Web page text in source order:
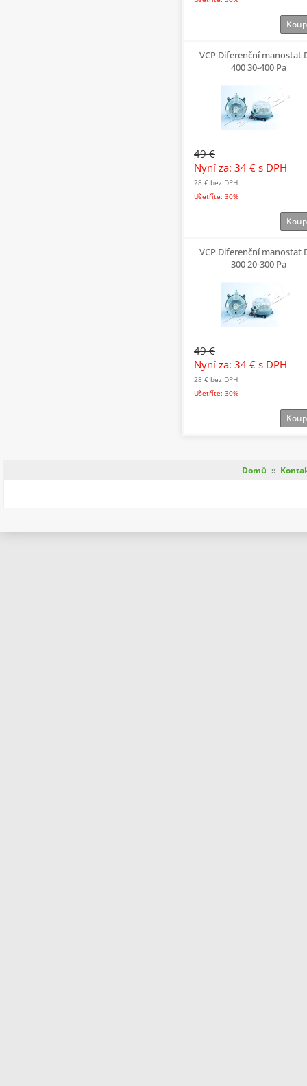
VCP Diferenční manostat
400 30-400 Pa
49 €
Nyní za: 34 € s DPH
28 € bez DPH
Ušetříte: 30%
VCP Diferenční manostat
300 20-300 Pa
49 €
Nyní za: 34 € s DPH
28 € bez DPH
Ušetříte: 30%
Domů ::